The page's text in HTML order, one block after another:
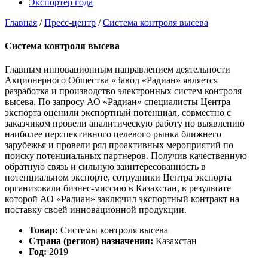
Главная /Пресс-центр /Система контроля высева
Система контроля высева
Главным инновационным направлением деятельности
Акционерного Общества «Завод «Радиан» является
разработка и производство электронных систем контроля
высева. По запросу АО «Радиан» специалисты Центра
экспорта оценили экспортный потенциал, совместно с
заказчиком провели аналитическую работу по выявлению
наиболее перспективного целевого рынка ближнего
зарубежья и провели ряд проактивных мероприятий по
поиску потенциальных партнеров. Получив качественную
обратную связь и сильную заинтересованность в
потенциальном экспорте, сотрудники Центра экспорта
организовали бизнес-миссию в Казахстан, в результате
которой АО «Радиан» заключил экспортный контракт на
поставку своей инновационной продукции.
Товар: Системы контроля высева
Страна (регион) назначения: Казахстан
Год: 2019